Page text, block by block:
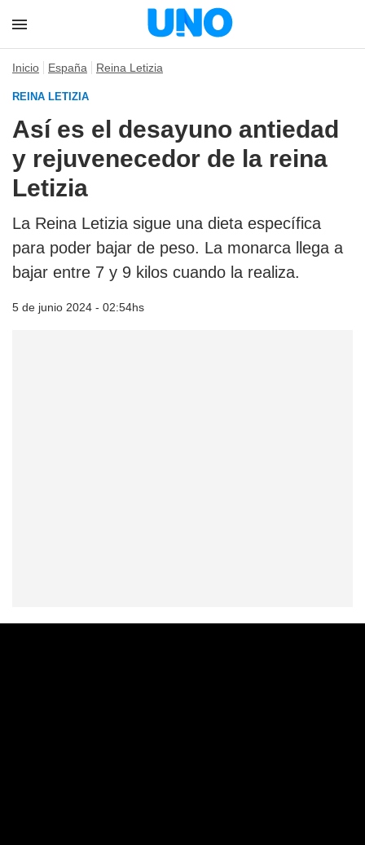
Inicio España Reina Letizia
REINA LETIZIA
Así es el desayuno antiedad
y rejuvenecedor de la reina
Letizia
La Reina Letizia sigue una dieta específica
para poder bajar de peso. La monarca llega a
bajar entre 7 y 9 kilos cuando la realiza.
5 de junio 2024 - 02:54hs